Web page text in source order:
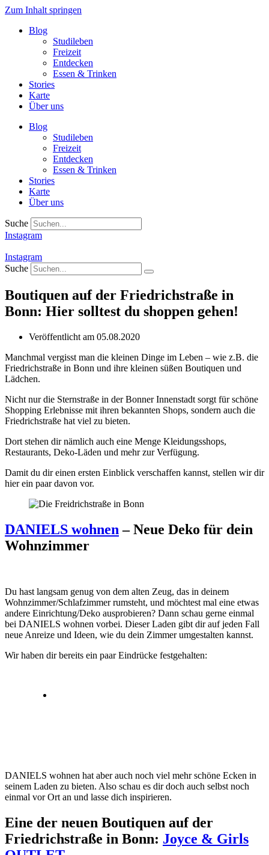
Zum Inhalt springen
Blog
Studileben
Freizeit
Entdecken
Essen & Trinken
Stories
Karte
Über uns
Blog
Studileben
Freizeit
Entdecken
Essen & Trinken
Stories
Karte
Über uns
Suche
Instagram
Instagram
Suche
Boutiquen auf der Friedrichstraße in
Bonn: Hier solltest du shoppen gehen!
Veröffentlicht am 05.08.2020
Manchmal vergisst man die kleinen Dinge im Leben – wie z.B. die
Friedrichstraße in Bonn und ihre kleinen süßen Boutiquen und
Lädchen.
Nicht nur die Sternstraße in der Bonner Innenstadt sorgt für schöne
Shopping Erlebnisse mit ihren bekannten Shops, sondern auch die
Friedrichstraße hat viel zu bieten.
Dort stehen dir nämlich auch eine Menge Kleidungsshops,
Restaurants, Deko-Läden und mehr zur Verfügung.
Damit du dir einen ersten Einblick verschaffen kannst, stellen wir dir
hier ein paar davon vor.
DANIELS wohnen – Neue Deko für dein
Wohnzimmer
Du hast langsam genug von dem alten Zeug, das in deinem
Wohnzimmer/Schlafzimmer rumsteht, und möchtest mal eine etwas
andere Einrichtung/Deko ausprobieren? Dann schau gerne einmal
bei DANIELS wohnen vorbei. Dieser Laden gibt dir auf jeden Fall
neue Anreize und Ideen, wie du dein Zimmer umgestalten kannst.
Wir haben dir bereits ein paar Eindrücke festgehalten:
DANIELS wohnen hat aber auch noch viel mehr schöne Ecken in
seinem Laden zu bieten. Also schau es dir doch auch selbst noch
einmal vor Ort an und lasse dich inspirieren.
Eine der neuen Boutiquen auf der
Friedrichstraße in Bonn: Joyce & Girls